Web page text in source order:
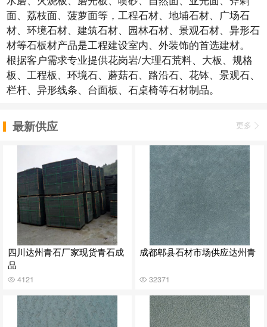
面、荔枝面、菠萝面等，工程石材、地埔石材、广场石
材、环境石材、建筑石材、园林石材、景观石材、异形石
材等石板材产品是工程建设室内、外装饰的首选建材。
根据客户需求专业提供花岗岩/大理石荒料、大板、规格
板、工程板、环境石、蘑菇石、路沿石、花钵、景观石、
栏杆、异形线条、台面板、石桌椅等石材制品。
最新供应 更多
四川达州青石厂家现货青石成
品
4121
成都郫县石材市场供应达州青
32371